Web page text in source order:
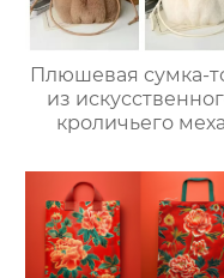
Плюшевая сумка-
из
кроличьего меха